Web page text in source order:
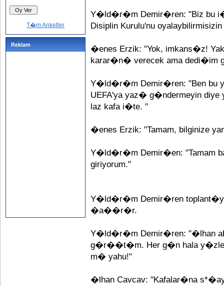
T�m Anketler
Reklam
Y�ld�r�m Demir�ren: "Biz bu
Disiplin Kurulu'nu
�enes Erzik: "Yok, imkans�z!
karar�n� verecek ama
Y�ld�r�m Demir�ren: "Ben bu
UEFA'ya yaz� g�ndermeyin diye
laz kafa i�te. "
�enes Erzik: "Tamam, bilginize
Y�ld�r�m Demir�en: "Tamam
giriyorum."
Y�ld�r�m Demir�ren
�a��r�r.
Y�ld�r�m Demir�ren: "�lhan
g�r��t�m. Her g�n hala
m� yahu!"
�lhan Cavcav: "Kafalar�na